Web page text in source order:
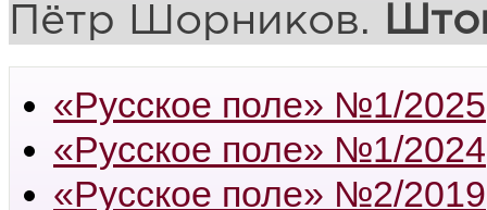
Пётр Шорников.
«Русское поле» №1/2025
«Русское поле» №1/2024
«Русское поле» №2/2019